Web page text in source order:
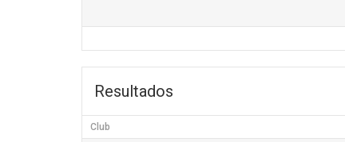
Resultados
Club